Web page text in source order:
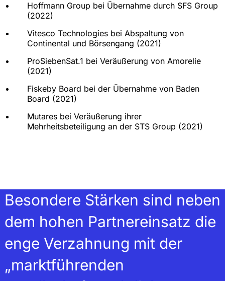
Hoffmann Group bei Übernahme durch SFS Group
(2022)
Vitesco Technologies bei Abspaltung von
Continental und Börsengang (2021)
ProSiebenSat.1 bei Veräußerung von Amorelie
(2021)
Fiskeby Board bei der Übernahme von Baden
Board (2021)
Mutares bei Veräußerung ihrer
Mehrheitsbeteiligung an der STS Group (2021)
Besondere Stärken sind neben
dem hohen Partnereinsatz die
enge Verzahnung mit der
„marktführenden